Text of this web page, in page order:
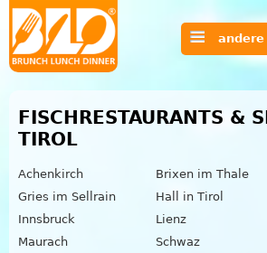
andere
FISCHRESTAURANTS &
TIROL
Achenkirch
Brixen im Thale
Gries im Sellrain
Hall in Tirol
Innsbruck
Lienz
Maurach
Schwaz